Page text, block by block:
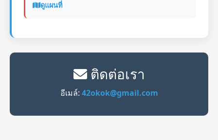
ดูแผนที่
ติดต่อเรา
อีเมล์: 42okok@gmail.com